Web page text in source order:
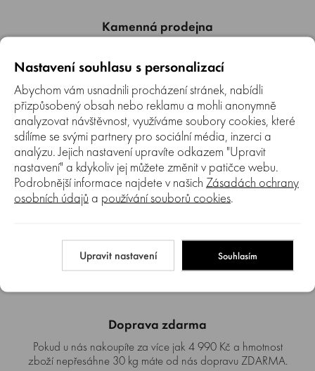
Kamenná prodejna
sortiment prohlédnout a nechat si poradit od našich
pracovníků.
Autorizovaný SERVIS
Jsme autorizovaný servis. Provádíme záruční i pozáruční
Doprava zdarma
Pokud u nás nakoupíte za více jak 4 990 Kč a hmotnost
zboží nepřesáhne 30 kg máte od nás dopravu ZDARMA.
Nastavení souhlasu s personalizací
Abychom vám usnadnili procházení stránek, nabídli
přizpůsobený obsah nebo reklamu a mohli anonymně
analyzovat návštěvnost, využíváme soubory cookies, které
sdílíme se svými partnery pro sociální média, inzerci a
analýzu. Jejich nastavení upravíte odkazem "Upravit
nastavení" a kdykoliv jej můžete změnit v patičce webu.
Podrobnější informace najdete v našich Zásadách ochrany
osobních údajů a používání souborů cookies.
Upravit nastavení Souhlasím